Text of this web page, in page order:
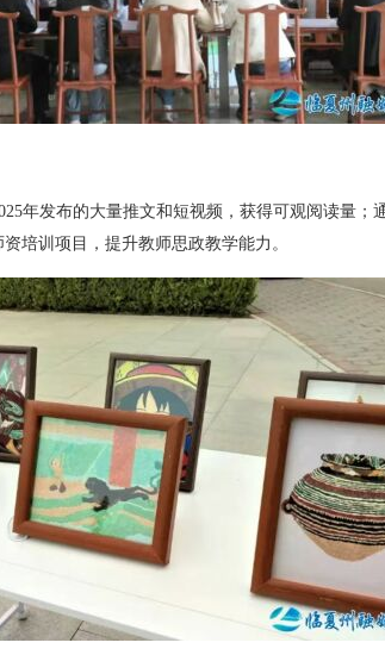
年发布的大量推文和短视频，获得可观阅读量
培训项目，提升教师思政教学能力。